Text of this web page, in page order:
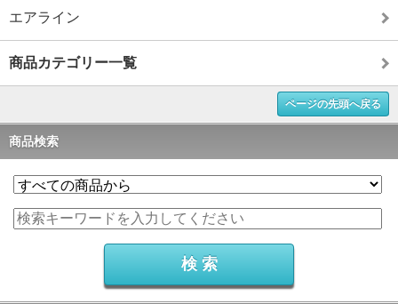
エアライン
商品カテゴリー一覧
ページの先頭へ戻る
商品検索